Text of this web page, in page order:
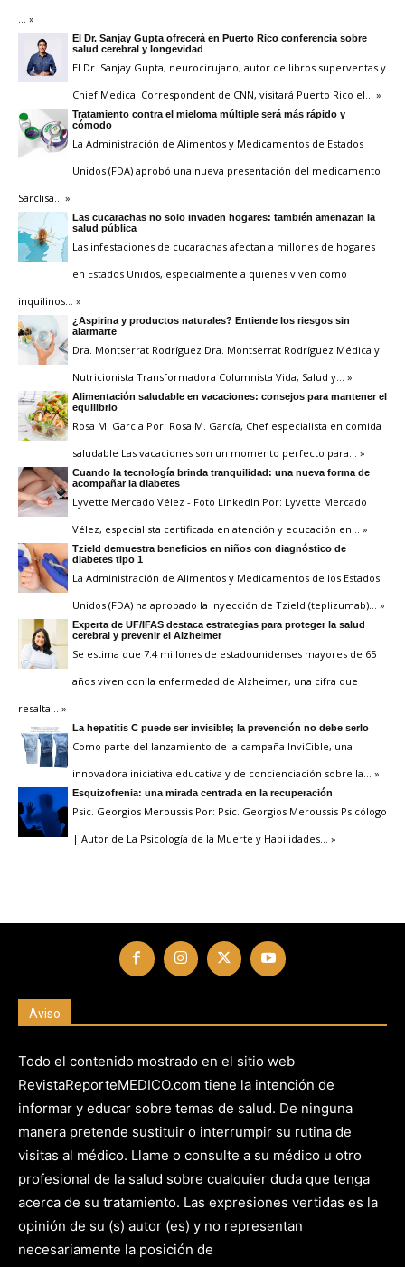
… »
El Dr. Sanjay Gupta ofrecerá en Puerto Rico conferencia sobre
salud cerebral y longevidad
El Dr. Sanjay Gupta, neurocirujano, autor de libros superventas y
Chief Medical Correspondent de CNN, visitará Puerto Rico el … »
Tratamiento contra el mieloma múltiple será más rápido y
cómodo
La Administración de Alimentos y Medicamentos de Estados
Unidos (FDA) aprobó una nueva presentación del medicamento
Sarclisa … »
Las cucarachas no solo invaden hogares: también amenazan la
salud pública
Las infestaciones de cucarachas afectan a millones de hogares
en Estados Unidos, especialmente a quienes viven como
inquilinos … »
¿Aspirina y productos naturales? Entiende los riesgos sin
alarmarte
Dra. Montserrat Rodríguez Dra. Montserrat Rodríguez Médica y
Nutricionista Transformadora Columnista Vida, Salud y … »
Alimentación saludable en vacaciones: consejos para mantener el
equilibrio
Rosa M. Garcia Por: Rosa M. García, Chef especialista en comida
saludable Las vacaciones son un momento perfecto para … »
Cuando la tecnología brinda tranquilidad: una nueva forma de
acompañar la diabetes
Lyvette Mercado Vélez - Foto LinkedIn Por: Lyvette Mercado
Vélez, especialista certificada en atención y educación en … »
Tzield demuestra beneficios en niños con diagnóstico de
diabetes tipo 1
La Administración de Alimentos y Medicamentos de los Estados
Unidos (FDA) ha aprobado la inyección de Tzield (teplizumab) … »
Experta de UF/IFAS destaca estrategias para proteger la salud
cerebral y prevenir el Alzheimer
Se estima que 7.4 millones de estadounidenses mayores de 65
años viven con la enfermedad de Alzheimer, una cifra que
resalta … »
La hepatitis C puede ser invisible; la prevención no debe serlo
Como parte del lanzamiento de la campaña InviCible, una
innovadora iniciativa educativa y de concienciación sobre la … »
Esquizofrenia: una mirada centrada en la recuperación
Psic. Georgios Meroussis Por: Psic. Georgios Meroussis Psicólogo
| Autor de La Psicología de la Muerte y Habilidades … »
Aviso
Todo el contenido mostrado en el sitio web
RevistaReporteMEDICO.com tiene la intención de
informar y educar sobre temas de salud. De ninguna
manera pretende sustituir o interrumpir su rutina de
visitas al médico. Llame o consulte a su médico u otro
profesional de la salud sobre cualquier duda que tenga
acerca de su tratamiento. Las expresiones vertidas es la
opinión de su (s) autor (es) y no representan
necesariamente la posición de